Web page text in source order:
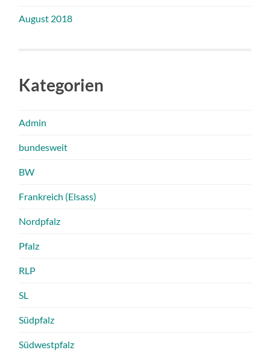
August 2018
Kategorien
Admin
bundesweit
BW
Frankreich (Elsass)
Nordpfalz
Pfalz
RLP
SL
Südpfalz
Südwestpfalz